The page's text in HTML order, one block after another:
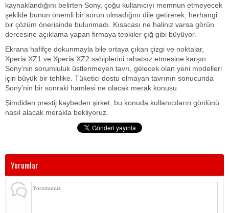
kaynaklandığını belirten Sony, çoğu kullanıcıyı memnun etmeyecek
şekilde bunun önemli bir sorun olmadığını dile getirerek, herhangi
bir çözüm önerisinde bulunmadı. Kısacası ne haliniz varsa görün
dercesine açıklama yapan firmaya tepkiler çığ gibi büyüyor.
Ekrana hafifçe dokunmayla bile ortaya çıkan çizgi ve noktalar,
Xperia XZ1 ve Xperia XZ2 sahiplerini rahatsız etmesine karşın
Sony'nin sorumluluk üstlenmeyen tavrı, gelecek olan yeni modelleri
için büyük bir tehlike. Tüketici dostu olmayan tavrının sonucunda
Sony'nin bir sonraki hamlesi ne olacak merak konusu.
Şimdiden prestij kaybeden şirket, bu konuda kullanıcıların gönlünü
nasıl alacak merakla bekliyoruz.
Yorumlar